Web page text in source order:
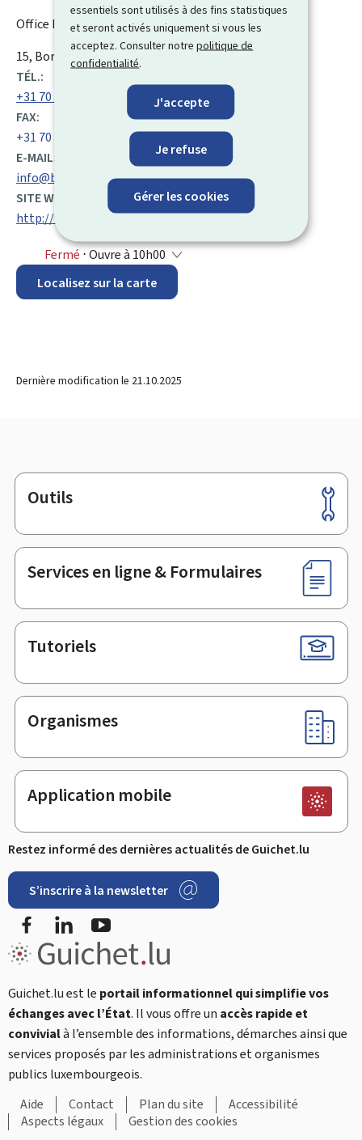
essentiels sont utilisés à des fins statistiques
et seront activés uniquement si vous les
acceptez. Consulter notrepolitique de
confidentialité.
J'accepte
Je refuse
Gérer les cookies
Office Benelux de la propriété intellectuelle
ADRESSE
:
15, BordewijklaanNL-2591 La HayePays-Bas
TÉL.:
+31 70 349 11 11
FAX:
+31 70 347 57 08
E-MAIL:
info@boip.int
SITE WEB :
http://www.boip.int/
Fermé ⋅ Ouvre à 10h00
Localisez sur la carte
Dernière modification le 21.10.2025
Pied
de
page
Outils
Services en ligne & Formulaires
Tutoriels
Organismes
Application mobile
Restez informé des dernières actualités de Guichet.lu
S’inscrire à la newsletter
FacebookLinkedIn
Guichet.lu est le portail informationnel qui simplifie vos
échanges avec l’État. Il vous offre un accès rapide et
convivialà l’ensemble des informations, démarches ainsi que
services proposés par les administrations et organismes
publics luxembourgeois.
Aide
Contact Plan du site
Accessibilité
Aspects légaux
Gestion des cookies